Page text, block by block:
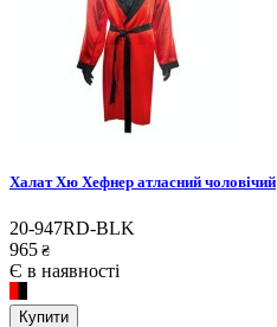
Халат Хю Хефнер атласний чоловічий
20-947RD-BLK
965 ₴
Є в наявності
Купити